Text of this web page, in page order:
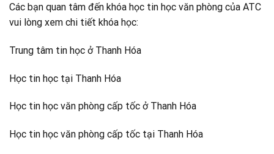
Các bạn quan tâm đến khóa học tin học văn phòng của ATC
vui lòng xem chi tiết khóa học:
Trung tâm tin học ở Thanh Hóa
Học tin học tại Thanh Hóa
Học tin học văn phòng cấp tốc ở Thanh Hóa
Học tin học văn phòng cấp tốc tại Thanh Hóa